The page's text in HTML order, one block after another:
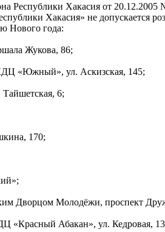
Республики Хакасия от
Хакасия» не допускается
Нового года:
Жукова, 86;
«Южный», ул. Аскизская, 145;
Тайшетская, 6;
170;
Дворцом Молодёжи, проспект
«Красный Абакан», ул. Кедровая,